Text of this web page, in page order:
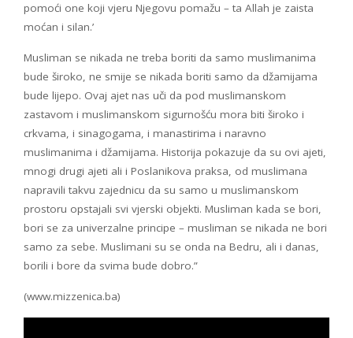
pomoći one koji vjeru Njegovu pomažu – ta Allah je zaista
moćan i silan.’
Musliman se nikada ne treba boriti da samo muslimanima
bude široko, ne smije se nikada boriti samo da džamijama
bude lijepo. Ovaj ajet nas uči da pod muslimanskom
zastavom i muslimanskom sigurnošću mora biti široko i
crkvama, i sinagogama, i manastirima i naravno
muslimanima i džamijama. Historija pokazuje da su ovi ajeti,
mnogi drugi ajeti ali i Poslanikova praksa, od muslimana
napravili takvu zajednicu da su samo u muslimanskom
prostoru opstajali svi vjerski objekti. Musliman kada se bori,
bori se za univerzalne principe – musliman se nikada ne bori
samo za sebe. Muslimani su se onda na Bedru, ali i danas,
borili i bore da svima bude dobro.”
(www.mizzenica.ba)